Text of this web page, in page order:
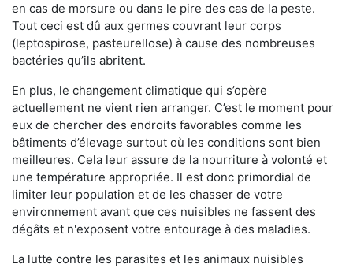
en cas de morsure ou dans le pire des cas de la peste.
Tout ceci est dû aux germes couvrant leur corps
(leptospirose, pasteurellose) à cause des nombreuses
bactéries qu’ils abritent.
En plus, le changement climatique qui s’opère
actuellement ne vient rien arranger. C’est le moment pour
eux de chercher des endroits favorables comme les
bâtiments d’élevage surtout où les conditions sont bien
meilleures. Cela leur assure de la nourriture à volonté et
une température appropriée. Il est donc primordial de
limiter leur population et de les chasser de votre
environnement avant que ces nuisibles ne fassent des
dégâts et n'exposent votre entourage à des maladies.
La lutte contre les parasites et les animaux nuisibles